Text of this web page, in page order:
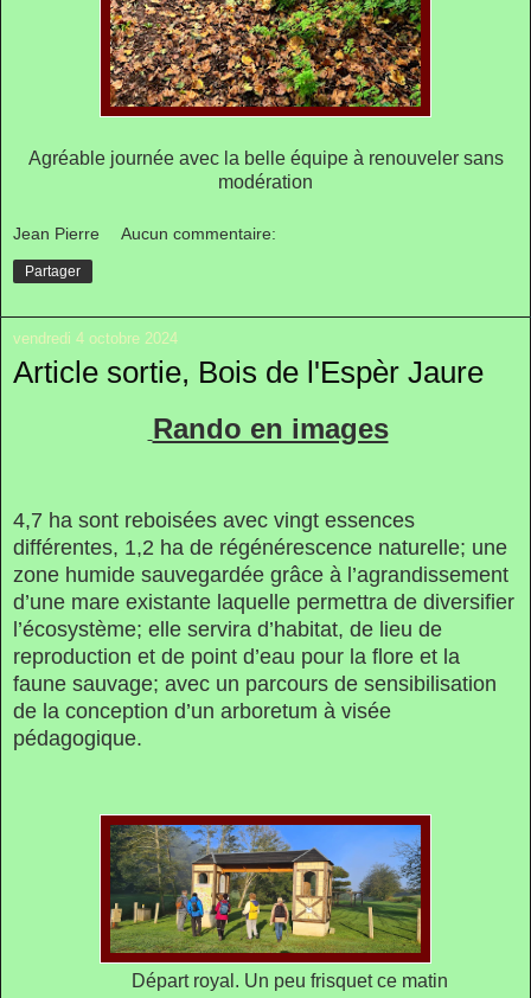
Agréable journée avec la belle équipe à renouveler sans
modération
Jean Pierre Aucun commentaire:
Partager
vendredi 4 octobre 2024
Article sortie, Bois de l'Espèr Jaure
Rando en images
4,7 ha sont reboisées avec vingt essences
différentes, 1,2 ha de régénérescence naturelle; une
zone humide sauvegardée grâce à l’agrandissement
d’une mare existante laquelle permettra de diversifier
l’écosystème; elle servira d’habitat, de lieu de
reproduction et de point d’eau pour la flore et la
faune sauvage; avec un parcours de sensibilisation
de la conception d’un arboretum à visée
pédagogique.
Départ royal. Un peu frisquet ce matin